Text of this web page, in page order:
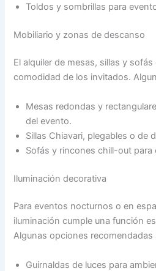
Toldos y sombrillas para
Mobiliario y zonas de descanso
El alquiler de mesas, sillas y sofás
comodidad de los invitados.
Mesas redondas y
del evento.
Sillas Chiavari, plegables o de
Sofás y rincones chill-out
Iluminación decorativa
Para eventos nocturnos o en
iluminación cumple una función
Algunas opciones recomendadas
Guirnaldas de luces para